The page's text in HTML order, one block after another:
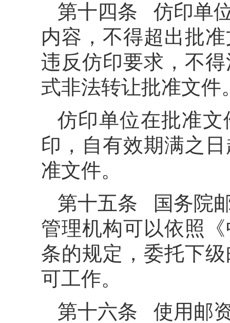
第十四条 仿印单
内容，不得超出批
违反仿印要求，不
式非法转让批准文件
仿印单位在批准
印，自有效期满之
准文件。
第十五条 国务院
管理机构可以依照
条的规定，委托下
可工作。
第十六条 使用邮